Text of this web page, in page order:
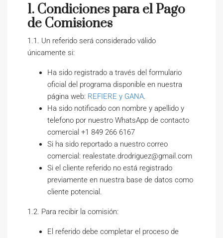
1. Condiciones para el Pago
de Comisiones
1.1. Un referido será considerado válido
únicamente si:
Ha sido registrado a través del formulario
oficial del programa disponible en nuestra
página web: REFIERE y GANA.
Ha sido notificado con nombre y apellido y
telefono por nuestro WhatsApp de contacto
comercial +1 849 266 6167
Si ha sido reportado a nuestro correo
comercial: realestate.drodriguez@gmail.com
Si el cliente referido no está registrado
previamente en nuestra base de datos como
cliente potencial.
1.2. Para recibir la comisión:
El referido debe completar el proceso de